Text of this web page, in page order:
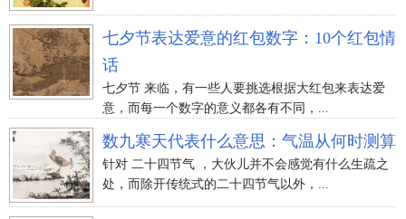
七夕节表达爱意的红包数字：10个红包情
话
七夕节 来临，有一些人要挑选根据大红包来表达爱
意，而每一个数字的意义都各有不同，...
数九寒天代表什么意思：气温从何时测算
针对 二十四节气 ，大伙儿并不会感觉有什么生疏之
处，而除开传统式的二十四节气以外，...